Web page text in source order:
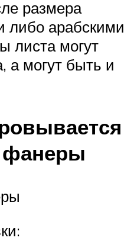
размера
арабскими
листа могут
а могут быть и
фанеры